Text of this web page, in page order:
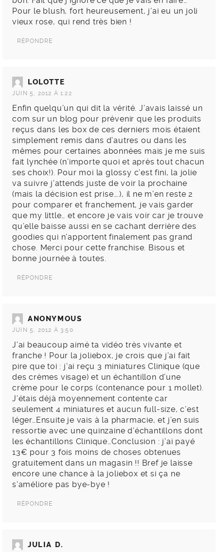
Pour le blush, fort heureusement, j’ai eu un joli
vieux rose, qui rend très bien !
RÉPONDRE
LOLOTTE
JUIN 5, 2012 À 1:22
Enfin quelqu’un qui dit la vérité. J’avais laissé un
com sur un blog pour prévenir que les produits
reçus dans les box de ces derniers mois étaient
simplement remis dans d’autres ou dans les
mêmes pour certaines abonnées mais je me suis
fait lynchée (n’importe quoi et après tout chacun
ses choix!). Pour moi la glossy c’est fini, la jolie
va suivre j’attends juste de voir la prochaine
(mais la décision est prise….), il ne m’en reste 2
pour comparer et franchement, je vais garder
que my little… et encore je vais voir car je trouve
qu’elle baisse aussi en se cachant derrière des
goodies qui n’apportent finalement pas grand
chose. Merci pour cette franchise. Bisous et
bonne journée à toutes.
RÉPONDRE
ANONYMOUS
JUIN 5, 2012 À 3:50
J’ai beaucoup aimé ta vidéo très vivante et
franche ! Pour la joliebox, je crois que j’ai fait
pire que toi : j’ai reçu 3 miniatures Clinique (que
des crèmes visage) et un échantillon d’une
crème pour le corps (contenance pour 1 mollet).
J’étais déjà moyennement contente car
seulement 4 miniatures et aucun full-size, c’est
léger…Ensuite je vais à la pharmacie, et j’en suis
ressortie avec une quinzaine d’échantillons dont
les échantillons Clinique…Conclusion : j’ai payé
13€ pour 3 fois moins de choses obtenues
gratuitement dans un magasin !! Bref je laisse
encore une chance à la joliebox et si ça ne
s’améliore pas bye-bye !
RÉPONDRE
JULIA D.